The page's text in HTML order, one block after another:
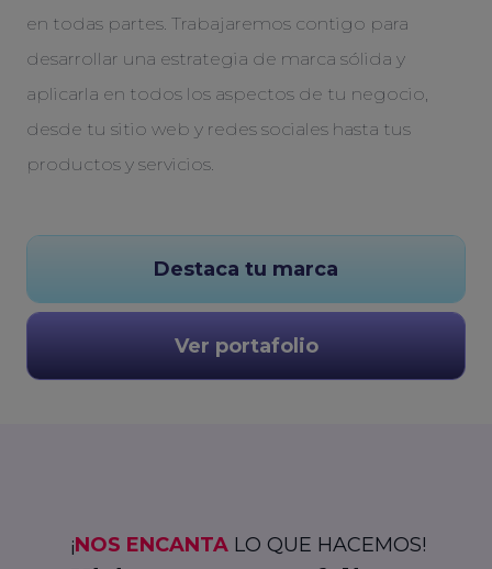
en todas partes. Trabajaremos contigo para
desarrollar una estrategia de marca sólida y
aplicarla en todos los aspectos de tu negocio,
desde tu sitio web y redes sociales hasta tus
productos y servicios.
Destaca tu marca
Ver portafolio
¡NOS ENCANTA LO QUE HACEMOS!